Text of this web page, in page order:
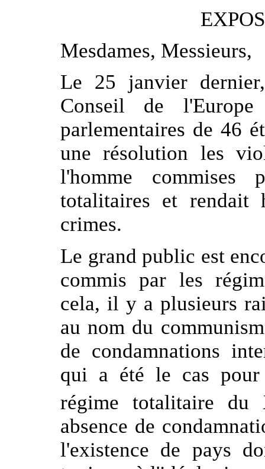
Mesdames, Messieurs,
Le 25 janvier
Conseil de
parlementaires de 46
une résolution les
l'homme commises
totalitaires et rendait
crimes.
Le grand public est
commis par les
cela, il y a plusieurs
au nom du
de condamnations
qui a été le cas pour
régime totalitaire du
absence de
l'existence de pays